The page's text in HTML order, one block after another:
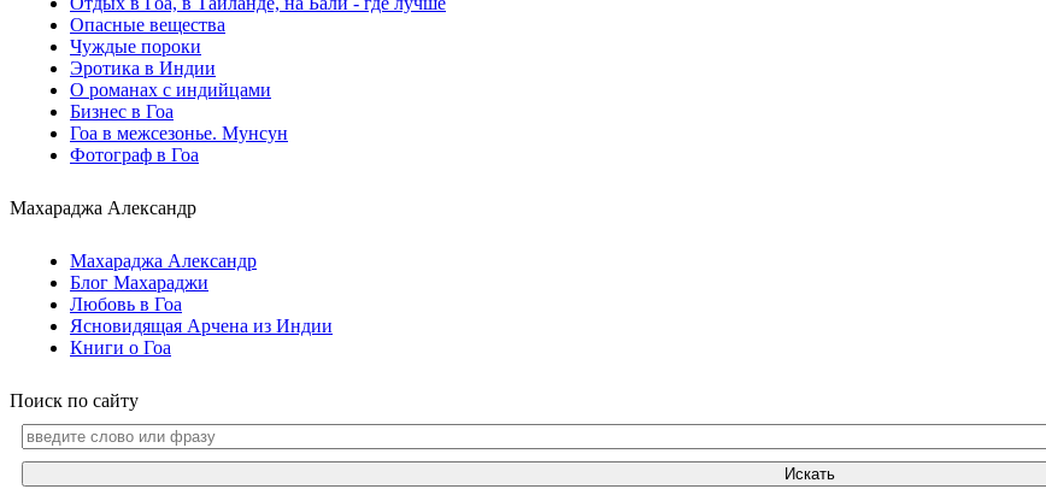
Опасные вещества
Чуждые пороки
Эротика в Индии
О романах с индийцами
Бизнес в Гоа
Гоа в межсезонье. Мунсун
Фотограф в Гоа
Махараджа Александр
Махараджа Александр
Блог Махараджи
Любовь в Гоа
Ясновидящая Арчена из Индии
Книги о Гоа
Поиск по сайту
Искать